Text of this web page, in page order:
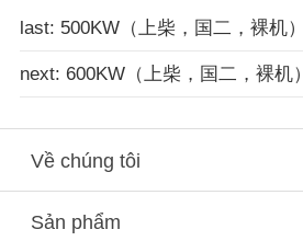
last: 500KW（上柴，国二，裸机）
next: 600KW（上柴，国二，裸机）
Về chúng tôi
Sản phẩm